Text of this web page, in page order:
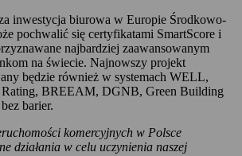
inwestycja biurowa w Europie Środkowo-
pochwalić się certyfikatami SmartScore i
najbardziej zaawansowanym
na świecie. Najnowszy projekt
będzie również w systemach WELL,
BREEAM, DGNB, Green Building
barier.
komercyjnych w Polsce
działania w celu uczynienia naszej